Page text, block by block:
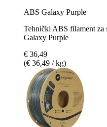
ABS Galaxy Purple
Tehnički ABS filament za
Galaxy Purple
€ 36,49
(€ 36,49 / kg)